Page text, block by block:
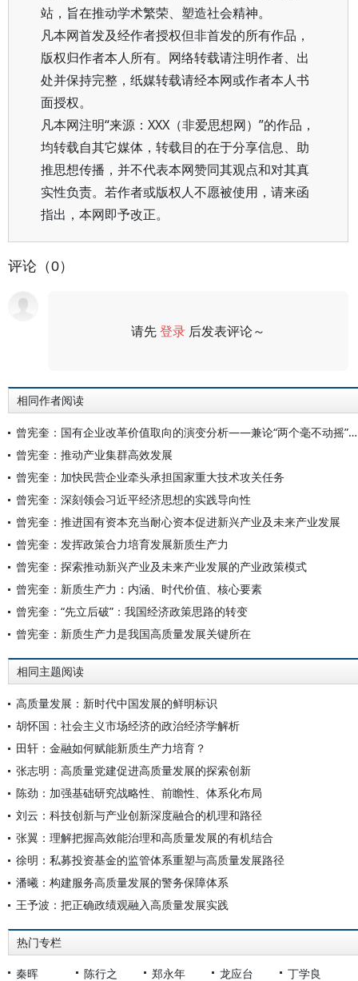
站，旨在推动学术繁荣、塑造社会精神。
凡本网首发及经作者授权但非首发的所有作品，
版权归作者本人所有。网络转载请注明作者、出
处并保持完整，纸媒转载请经本网或作者本人书
面授权。
凡本网注明“来源：XXX（非爱思想网）”的作品，
均转载自其它媒体，转载目的在于分享信息、助
推思想传播，并不代表本网赞同其观点和对其真
实性负责。若作者或版权人不愿被使用，请来函
指出，本网即予改正。
评论（0）
请先登录 后发表评论～
相同作者阅读
曾宪奎：国有企业改革价值取向的演变分析——兼论“两个毫不动摇”之间的关系
曾宪奎：推动产业集群高效发展
曾宪奎：加快民营企业牵头承担国家重大技术攻关任务
曾宪奎：深刻领会习近平经济思想的实践导向性
曾宪奎：推进国有资本充当耐心资本促进新兴产业及未来产业发展
曾宪奎：发挥政策合力培育发展新质生产力
曾宪奎：探索推动新兴产业及未来产业发展的产业政策模式
曾宪奎：新质生产力：内涵、时代价值、核心要素
曾宪奎：“先立后破”：我国经济政策思路的转变
曾宪奎：新质生产力是我国高质量发展关键所在
相同主题阅读
高质量发展：新时代中国发展的鲜明标识
胡怀国：社会主义市场经济的政治经济学解析
田轩：金融如何赋能新质生产力培育？
张志明：高质量党建促进高质量发展的探索创新
陈劲：加强基础研究战略性、前瞻性、体系化布局
刘云：科技创新与产业创新深度融合的机理和路径
张翼：理解把握高效能治理和高质量发展的有机结合
徐明：私募投资基金的监管体系重塑与高质量发展路径
潘曦：构建服务高质量发展的警务保障体系
王予波：把正确政绩观融入高质量发展实践
热门专栏
秦晖 陈行之 郑永年 龙应台 丁学良